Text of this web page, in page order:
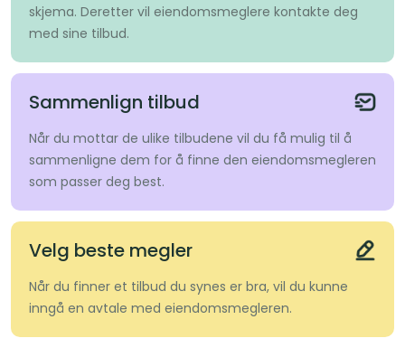
skjema. Deretter vil eiendomsmeglere kontakte deg
med sine tilbud.
Sammenlign tilbud
Når du mottar de ulike tilbudene vil du få mulig til å
sammenligne dem for å finne den eiendomsmegleren
som passer deg best.
Velg beste megler
Når du finner et tilbud du synes er bra, vil du kunne
inngå en avtale med eiendomsmegleren.